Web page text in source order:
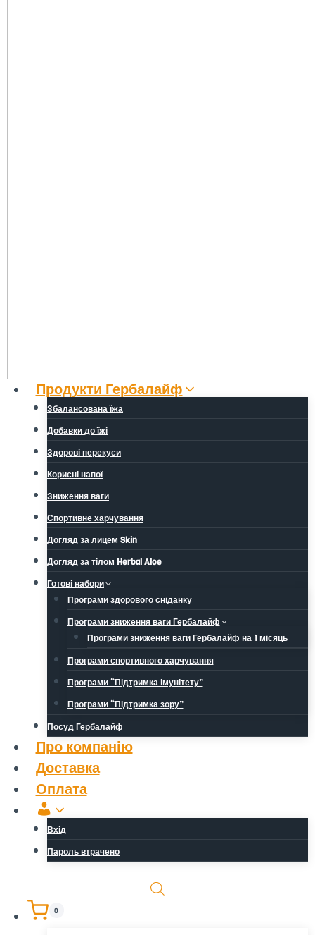
Продукти Гербалайф
Збалансована їжа
Добавки до їжі
Здорові перекуси
Корисні напої
Зниження ваги
Спортивне харчування
Догляд за лицем Skin
Догляд за тілом Herbal Aloe
Готові набори
Програми здорового сніданку
Програми зниження ваги Гербалайф
Програми зниження ваги Гербалайф на 1 місяць
Програми спортивного харчування
Програми “Підтримка імунітету”
Програми “Підтримка зору”
Посуд Гербалайф
Про компанію
Доставка
Оплата
Обліковий
запис
Вхід
Пароль втрачено
0